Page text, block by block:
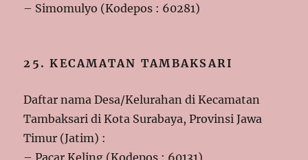
– Simomulyo (Kodepos : 60281)
25. KECAMATAN TAMBAKSARI
Daftar nama Desa/Kelurahan di Kecamatan
Tambaksari di Kota Surabaya, Provinsi Jawa
Timur (Jatim) :
– Pacar Keling (Kodepos : 60131)